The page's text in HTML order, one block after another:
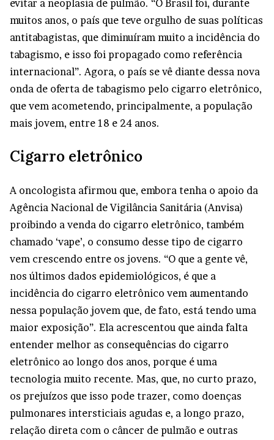
evitar a neoplasia de pulmão. “O Brasil foi, durante
muitos anos, o país que teve orgulho de suas políticas
antitabagistas, que diminuíram muito a incidência do
tabagismo, e isso foi propagado como referência
internacional”. Agora, o país se vê diante dessa nova
onda de oferta de tabagismo pelo cigarro eletrônico,
que vem acometendo, principalmente, a população
mais jovem, entre 18 e 24 anos.
Cigarro eletrônico
A oncologista afirmou que, embora tenha o apoio da
Agência Nacional de Vigilância Sanitária (Anvisa)
proibindo a venda do cigarro eletrônico, também
chamado ‘vape’, o consumo desse tipo de cigarro
vem crescendo entre os jovens. “O que a gente vê,
nos últimos dados epidemiológicos, é que a
incidência do cigarro eletrônico vem aumentando
nessa população jovem que, de fato, está tendo uma
maior exposição”. Ela acrescentou que ainda falta
entender melhor as consequências do cigarro
eletrônico ao longo dos anos, porque é uma
tecnologia muito recente. Mas, que, no curto prazo,
os prejuízos que isso pode trazer, como doenças
pulmonares intersticiais agudas e, a longo prazo,
relação direta com o câncer de pulmão e outras